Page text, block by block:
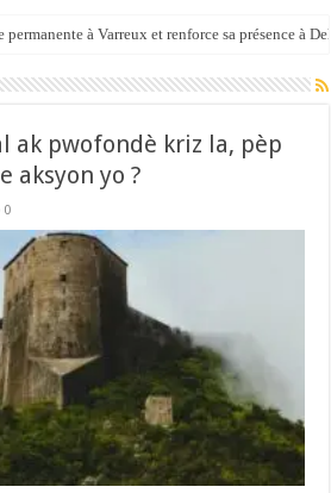
à Varreux et renforce sa présence à
ak pwofondè kriz la, pèp
aksyon yo ?
0